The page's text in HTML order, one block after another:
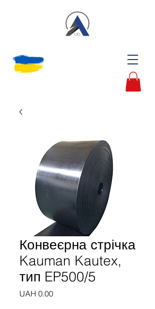
Конвеєрна стрічка
Kauman Kautex,
тип EP500/5
UAH 0.00Price